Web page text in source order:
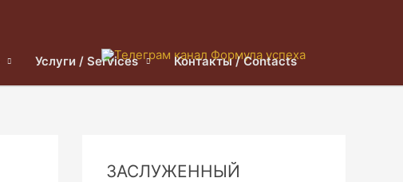
Услуги / Services Контакты / Contacts
ЗАСЛУЖЕННЫЙ